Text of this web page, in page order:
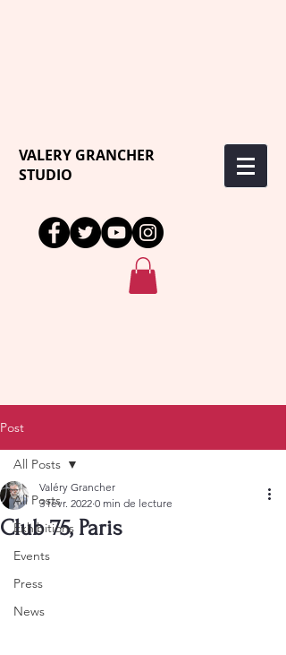
VALERY GRANCHER
STUDIO
Post
All Posts
Exhibitions
Events
Press
News
All Posts
Club 75, Paris
Valéry Grancher
3 févr. 2022 0 min de lecture